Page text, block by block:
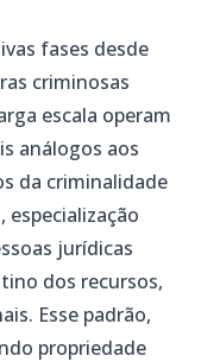
fases desde
criminosas
escala operam
análogos aos
da criminalidade
jurídicas
dos recursos,
Esse padrão,
propriedade